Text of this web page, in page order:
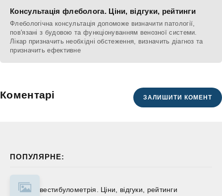
ПОПУЛЯРНЕ:
вестибулометрія. Ціни, відгуки, рейтинги
Консультація флеболога. Ціни, відгуки, рейтинги
Флебологічна консультація допоможе визначити патології,
пов'язані з будовою та функціонуванням венозної системи.
Лікар призначить необхідні обстеження, визначить діагноз та
призначить ефективне
Коментарі ЗАЛИШИТИ КОМЕНТ